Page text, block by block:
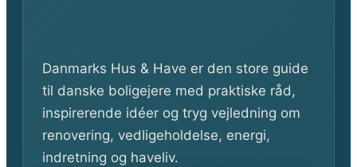
Danmarks Hus & Have er den store guide
til danske boligejere med praktiske råd,
inspirerende idéer og tryg vejledning om
renovering, vedligeholdelse, energi,
indretning og haveliv.